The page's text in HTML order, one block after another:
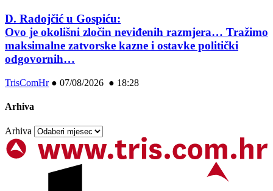
D. Radojčić u Gospiću:
Ovo je okolišni zločin neviđenih razmjera… Tražimo
maksimalne zatvorske kazne i ostavke politički
odgovornih…
TrisComHr● 07/08/2026 ● 18:28
Arhiva
Arhiva